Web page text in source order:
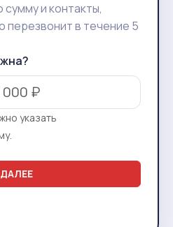
и контакты,
перезвонит в течение 5
указать
ДАЛЕЕ